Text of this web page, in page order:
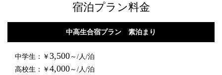
宿泊プラン料金
中高生合宿プラン 素泊まり
中学生：￥ 3,500 ～/人/泊
高校生：￥ 4,000 ～/人/泊